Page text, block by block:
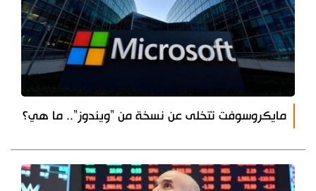
مايكروسوفت تتخلى عن نسخة من "ويندوز".. ما هي؟